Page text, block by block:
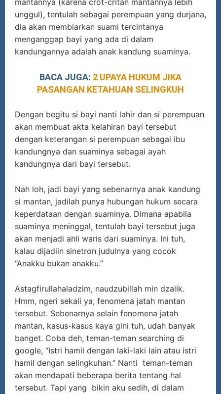
unggul), tentulah sebagai perempuan yang durjana,
dia akan membiarkan suami tercintanya
menganggap bayi yang ada di dalam
kandungannya adalah anak kandung suaminya.
BACA JUGA: 2 UPAYA HUKUM JIKA
PASANGAN KETAHUAN SELINGKUH
Dengan begitu si bayi nanti lahir dan si perempuan
akan membuat akta kelahiran bayi tersebut
dengan keterangan si perempuan sebagai ibu
kandungnya dan suaminya sebagai ayah
kandungnya dari bayi tersebut.
Nah loh, jadi bayi yang sebenarnya anak kandung
si mantan, jadilah punya hubungan hukum secara
keperdataan dengan suaminya. Dimana apabila
suaminya meninggal, tentulah bayi tersebut juga
akan menjadi ahli waris dari suaminya. Ini tuh,
kalau dijadiin sinetron judulnya yang cocok
“Anakku bukan anakku.”
Astagfirullahaladzim, naudzubillah min dzalik.
Hmm, ngeri sekali ya, fenomena jatah mantan
tersebut. Sebenarnya selain fenomena jatah
mantan, kasus-kasus kaya gini tuh, udah banyak
banget. Coba deh, teman-teman searching di
google, “Istri hamil dengan laki-laki lain atau istri
hamil dengan selingkuhan.” Nanti teman-teman
akan mendapati beberapa berita tentang hal
tersebut. Tapi yang bikin aku sedih, di dalam